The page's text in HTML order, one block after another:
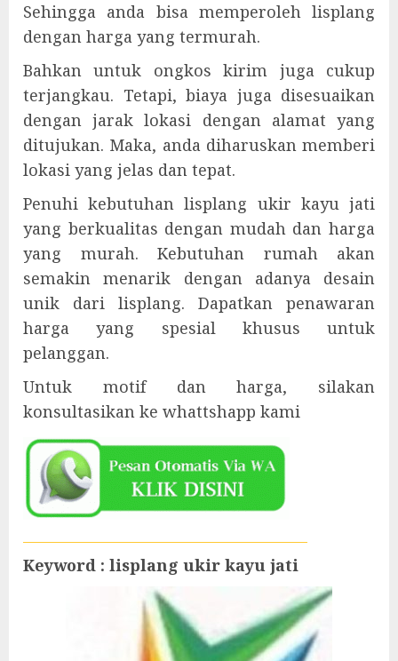
Sehingga anda bisa memperoleh lisplang
dengan harga yang termurah.
Bahkan untuk ongkos kirim juga cukup
terjangkau. Tetapi, biaya juga disesuaikan
dengan jarak lokasi dengan alamat yang
ditujukan. Maka, anda diharuskan memberi
lokasi yang jelas dan tepat.
Penuhi kebutuhan lisplang ukir kayu jati
yang berkualitas dengan mudah dan harga
yang murah. Kebutuhan rumah akan
semakin menarik dengan adanya desain
unik dari lisplang. Dapatkan penawaran
harga yang spesial khusus untuk
pelanggan.
Untuk motif dan harga, silakan
konsultasikan ke whattshapp kami
Keyword : lisplang ukir kayu jati